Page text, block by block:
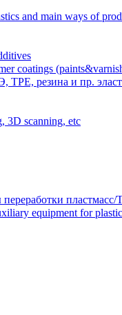
and main ways of
coatings
резина и пр.
3D scanning, etc
equipment for